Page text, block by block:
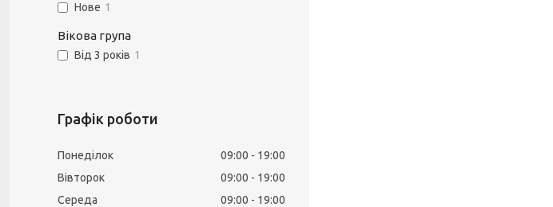
Нове 1
Вікова група
Від 3 років 1
Графік роботи
Понеділок 09:00
19:00
Вівторок
09:00
19:00
Середа
09:00
19:00